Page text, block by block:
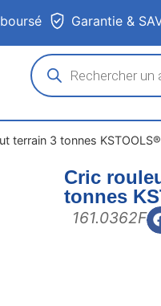
Garantie &
terrain 3 tonnes KSTOOLS®
Cric
tonnes
161.0362F